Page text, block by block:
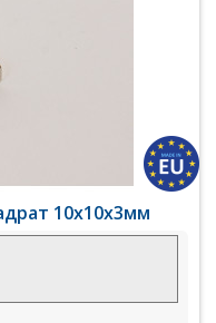
10х10х3мм